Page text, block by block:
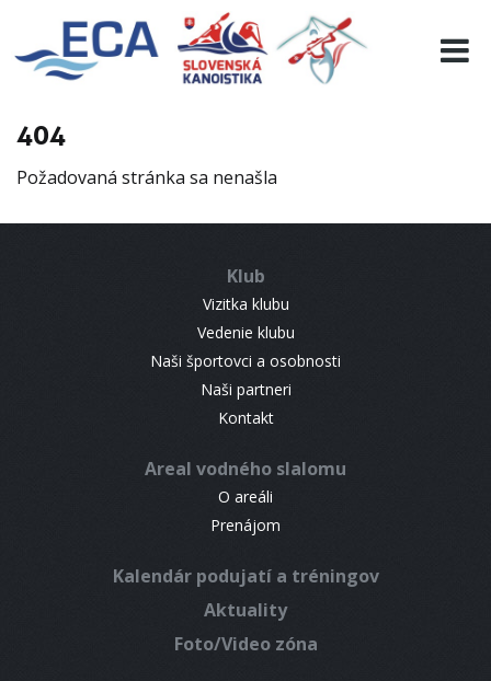
404
Požadovaná stránka sa nenašla
Klub
Vizitka klubu
Vedenie klubu
Naši športovci a osobnosti
Naši partneri
Kontakt
Areal vodného slalomu
O areáli
Prenájom
Kalendár podujatí a tréningov
Aktuality
Foto/Video zóna
EURO 19
INFO
RESULTS
CONTACT